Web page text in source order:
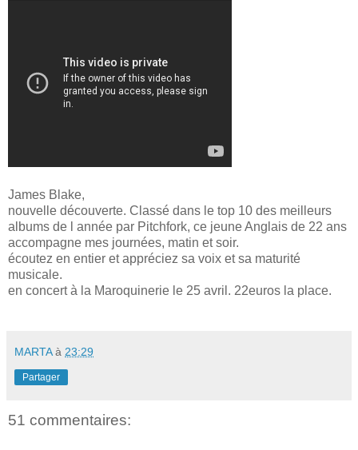
James Blake,
nouvelle découverte. Classé dans le top 10 des meilleurs
albums de l année par Pitchfork, ce jeune Anglais de 22 ans
accompagne mes journées, matin et soir.
écoutez en entier et appréciez sa voix et sa maturité
musicale.
en concert à la Maroquinerie le 25 avril. 22euros la place.
MARTA à 23:29
Partager
51 commentaires: